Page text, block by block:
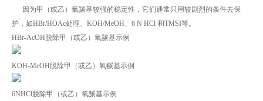
因为甲（或乙）氧羰基较强的稳定性，它们通常只用较剧烈的条件去保
护，如HBr/HOAc处理、KOH/MeOH、6 N HCl 和TMSI等。
HBr-AcOH脱除甲（或乙）氧羰基示例
KOH-MeOH脱除甲（或乙）氧羰基示例
6NHCl脱除甲（或乙）氧羰基示例